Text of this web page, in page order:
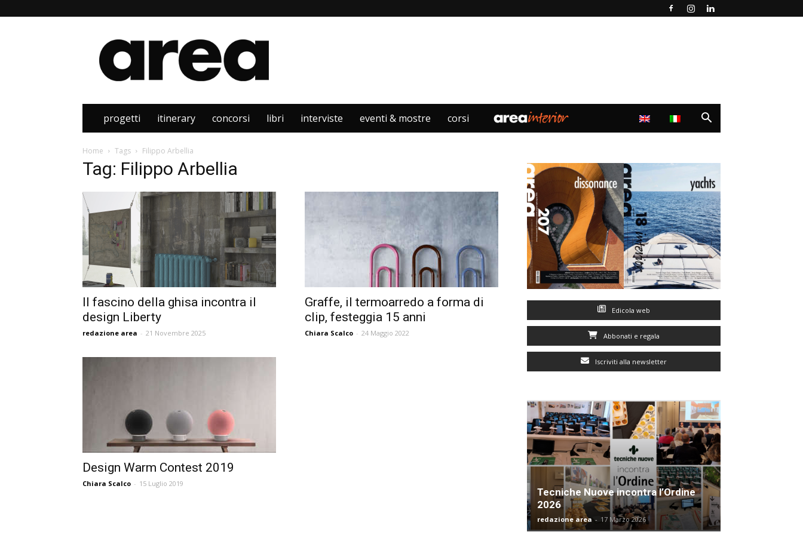
Area
progetti itinerary concorsi libri interviste eventi & mostre corsi
Home Tags Filippo Arbellia
Tag: Filippo Arbellia
Il fascino della ghisa incontra il
design Liberty
redazione area - 21 Novembre 2025
Graffe, il termoarredo a forma di
clip, festeggia 15 anni
Chiara Scalco - 24 Maggio 2022
Design Warm Contest 2019
Chiara Scalco - 15 Luglio 2019
Edicola web
Abbonati e regala
Iscriviti alla newsletter
Tecniche Nuove incontra l’Ordine
2026
redazione area - 17 Marzo 2026